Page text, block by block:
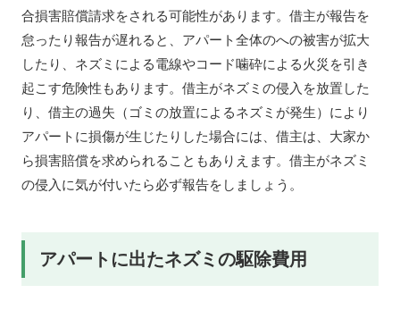
合損害賠償請求をされる可能性があります。借主が報告を
怠ったり報告が遅れると、アパート全体のへの被害が拡大
したり、ネズミによる電線やコード噛砕による火災を引き
起こす危険性もあります。借主がネズミの侵入を放置した
り、借主の過失（ゴミの放置によるネズミが発生）により
アパートに損傷が生じたりした場合には、借主は、大家か
ら損害賠償を求められることもありえます。借主がネズミ
の侵入に気が付いたら必ず報告をしましょう。
アパートに出たネズミの駆除費用